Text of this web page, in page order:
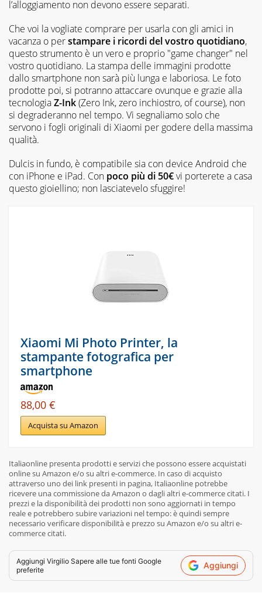
l’alloggiamento non devono essere separati.
Che voi la vogliate comprare per usarla con gli amici in
vacanza o perstampare i ricordi del vostro quotidiano,
questo strumento è un vero e proprio "game changer" nel
vostro quotidiano. La stampa delle immagini prodotte
dallo smartphone non sarà più lunga e laboriosa. Le foto
prodotte poi, si potranno attaccare ovunque e grazie alla
tecnologiaZ-Ink(Zero Ink, zero inchiostro, of course), non
si degraderanno nel tempo. Vi segnaliamo solo che
servono i fogli originali di Xiaomi per godere della massima
qualità.
Dulcis in fundo, è compatibile sia con device Android che
con iPhone e iPad. Con poco più di 50€vi porterete a casa
questo gioiellino; non lasciatevelo sfuggire!
Xiaomi Mi Photo Printer, la
stampante fotografica per
smartphone
88,00 €
Acquista su Amazon
Italiaonline presenta prodotti e servizi che possono essere acquistati
online su Amazon e/o su altri e-commerce. In caso di acquisto
attraverso uno dei link presenti in pagina, Italiaonline potrebbe
ricevere una commissione da Amazon o dagli altri e-commerce citati. I
prezzi e la disponibilità dei prodotti non sono aggiornati in tempo
reale e potrebbero subire variazioni nel tempo: è quindi sempre
necessario verificare disponibilità e prezzo su Amazon e/o su altri e-
commerce citati.
Aggiungi Virgilio Sapere alle tue fonti Google
preferite
Aggiungi